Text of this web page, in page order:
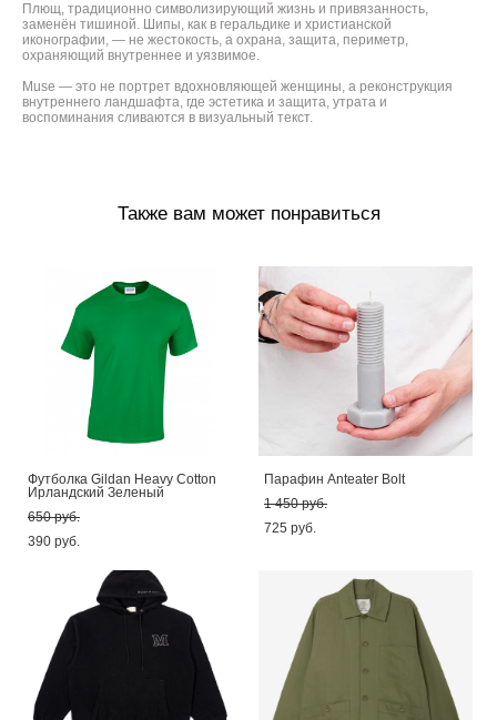
Плющ, традиционно символизирующий жизнь и привязанность,
заменён тишиной. Шипы, как в геральдике и христианской
иконографии, — не жестокость, а охрана, защита, периметр,
охраняющий внутреннее и уязвимое.
Muse — это не портрет вдохновляющей женщины, а реконструкция
внутреннего ландшафта, где эстетика и защита, утрата и
воспоминания сливаются в визуальный текст.
Также вам может понравиться
Футболка Gildan Heavy Cotton
Ирландский Зеленый
650 pуб.
390 pуб.
Парафин Anteater Bolt
1 450 pуб.
725 pуб.